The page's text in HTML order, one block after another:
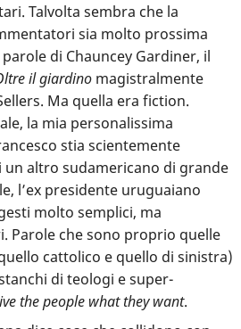
Talvolta sembra che la
sia molto prossima
di Chauncey Gardiner, il
il giardino magistralmente
Ma quella era fiction.
la mia personalissima
stia scientemente
un altro sudamericano di grande
l’ex presidente uruguaiano
molto semplici, ma
Parole che sono proprio quelle
cattolico e quello di sinistra)
di teologi e super-
the people what they want.